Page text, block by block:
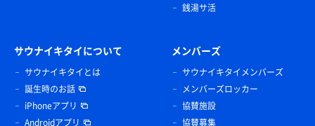
銭湯サ活
サウナイキタイについて
サウナイキタイとは
誕生時のお話
iPhoneアプリ
Androidアプリ
メンバーズ
サウナイキタイメンバーズ
メンバーズロッカー
協賛施設
協賛募集